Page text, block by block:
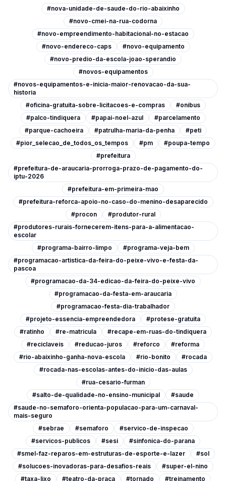
#nova-unidade-de-saude-do-rio-abaixinho
#novo-cmei-na-rua-codorna
#novo-empreendimento-habitacional-no-estacao
#novo-endereco-caps
#novo-equipamento
#novo-predio-da-escola-joao-sperandio
#novos-equipamentos
#novos-equipamentos-e-inicia-maior-renovacao-da-sua-
historia
#oficina-gratuita-sobre-licitacoes-e-compras
#onibus
#palco-tindiquera
#papai-noel-azul
#parcelamento
#parque-cachoeira
#patrulha-maria-da-penha
#peti
#pior_selecao_de_todos_os_tempos
#pm
#poupa-tempo
#prefeitura
#prefeitura-de-araucaria-prorroga-prazo-de-pagamento-do-
iptu-2026
#prefeitura-em-primeira-mao
#prefeitura-reforca-apoio-no-caso-do-menino-desaparecido
#procon
#produtor-rural
#produtores-rurais-fornecerem-itens-para-a-alimentacao-
escolar
#programa-bairro-limpo
#programa-veja-bem
#programacao-artistica-da-feira-do-peixe-vivo-e-festa-da-
pascoa
#programacao-da-34-edicao-da-feira-do-peixe-vivo
#programacao-da-festa-em-araucaria
#programacao-festa-dia-trabalhador
#projeto-essencia-empreendedora
#protese-gratuita
#ratinho
#re-matricula
#recape-em-ruas-do-tindiquera
#reciclaveis
#reducao-juros #reforco
#reforma
#rio-abaixinho-ganha-nova-escola
#rio-bonito
#rocada
#rocada-nas-escolas-antes-do-inicio-das-aulas
#rua-cesario-furman
#salto-de-qualidade-no-ensino-municipal
#saude
#saude-no-semaforo-orienta-populacao-para-um-carnaval-
mais-seguro
#sebrae
#semaforo
#servico-de-inspecao
#servicos-publicos
#sesi
#sinfonica-do-parana
#smel-faz-reparos-em-estruturas-de-esporte-e-lazer
#sol
#solucoes-inovadoras-para-desafios-reais
#super-el-nino
#taxa-lixo
#teatro-da-praca #tornado #treinamento